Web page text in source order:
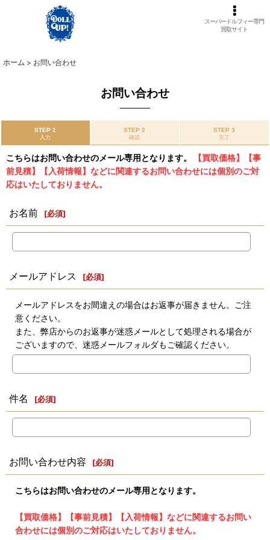
スーパードルフィー専門
買取サイト
ホーム > お問い合わせ
お問い合わせ
STEP 1
入力
STEP 2
確認
STEP 3
完了
こちらはお問い合わせのメール専用となります。
【買取価格】【事
前見積】【入荷情報】などに関連するお問い合わせには個別のご対
応はいたしておりません。
お名前 [必須]
メールアドレス [必須]
メールアドレスをお間違えの場合はお返事が届きません。ご注
意ください。
また、弊店からのお返事が迷惑メールとして処理される場合が
ございますので、迷惑メールフォルダもご確認ください。
件名 [必須]
お問い合わせ内容 [必須]
こちらはお問い合わせのメール専用となります。
【買取価格】【事前見積】【入荷情報】などに関連するお問い
合わせには個別のご対応はいたしておりません。